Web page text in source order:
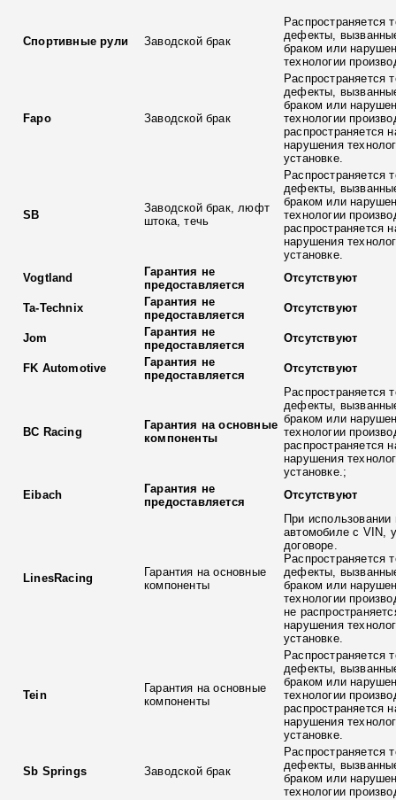
Спортивные рули Заводской брак
Распространяется
дефекты,
браком или
технологии
Fapo Заводской брак
Распространяется
дефекты,
браком или
технологии
распространяется
нарушения
установке.
SB
Заводской брак, люфт
штока, течь
Распространяется
дефекты,
браком или
технологии
распространяется
нарушения
установке.
Vogtland
Гарантия не
предоставляется
Отсутствуют
Ta-Technix
Гарантия не
предоставляется
Отсутствуют
Jom
Гарантия не
предоставляется
Отсутствуют
FK Automotive
Гарантия не
предоставляется
Отсутствуют
BC Racing
Гарантия на основные
компоненты
Распространяется
дефекты,
браком или
технологии
распространяется
нарушения
установке.;
Eibach
Гарантия не
предоставляется
Отсутствуют
LinesRacing
Гарантия на основные
компоненты
При использовании
автомобиле с VIN,
договоре.
Распространяется
дефекты,
браком или
технологии
не
нарушения
установке.
Tein
Гарантия на основные
компоненты
Распространяется
дефекты,
браком или
технологии
распространяется
нарушения
установке.
Sb Springs Заводской брак
Распространяется
дефекты,
браком или
технологии